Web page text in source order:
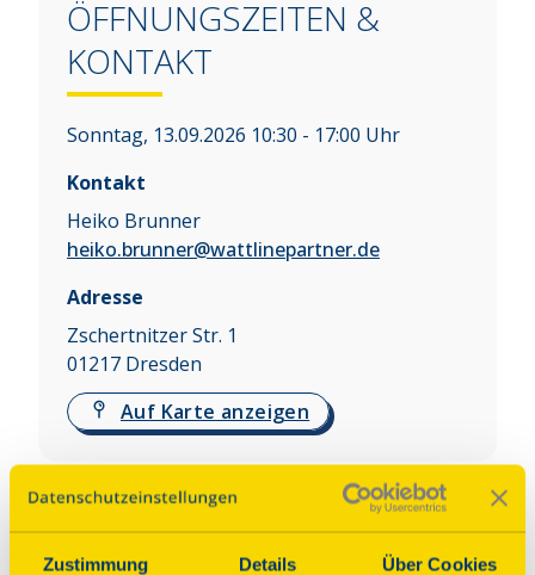
Zustimmung Details Über Cookies
ÖFFNUNGSZEITEN &
KONTAKT
Sonntag, 13.09.2026 10:30 - 17:00 Uhr
Kontakt
Heiko Brunner
heiko.brunner@wattlinepartner.de
Adresse
Zschertnitzer Str. 1
01217 Dresden
Auf Karte anzeigen
Über dieses Denkmal
Denkmal für den französischen General Jean Victor